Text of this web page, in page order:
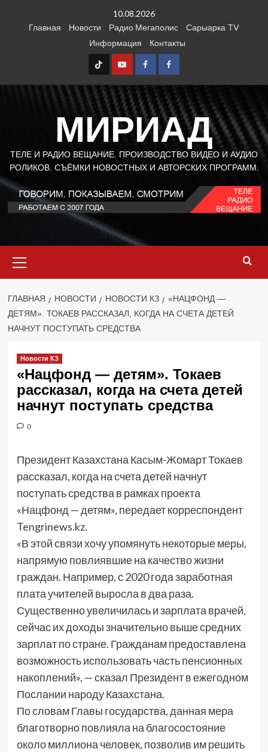
10.08.2026
Главная
Новости Радио Мегаполис
Сарыарка TV
Информация
Контакты
TT Youtube
FB1 FB2
МИРИАД
ТЕЛЕ И РАДИО ВЕЩАНИЕ. ПРОИЗВОДСТВО ВИДЕО И АУДИО
РОЛИКОВ. СЪЁМКИ НОВОСТНЫХ И АВТОРСКИХ ПРОГРАММ.
меню
ГЛАВНАЯ НОВОСТИ НОВОСТИ КЗ
«НАЦФОНД —
ДЕТЯМ». ТОКАЕВ РАССКАЗАЛ, КОГДА НА СЧЕТА ДЕТЕЙ
НАЧНУТ ПОСТУПАТЬ СРЕДСТВА
Новости КЗ
«Нацфонд — детям». Токаев
рассказал, когда на счета детей
начнут поступать средства
0
Президент Казахстана Касым-Жомарт Токаев
рассказал, когда на счета детей начнут
поступать средства в рамках проекта
«Нацфонд — детям», передает корреспондент
Tengrinews.kz.
«В этой связи хочу упомянуть некоторые меры,
напрямую повлиявшие на качество жизни
граждан. Например, с 2020 года заработная
плата учителей выросла в два раза.
Существенно увеличилась и зарплата врачей,
сейчас их доходы значительно выше средних
зарплат по стране. Гражданам предоставлена
возможность использовать часть пенсионных
накоплений», — сказал Президент в ежегодном
Послании народу Казахстана.
По словам Главы государства, данная мера
благотворно повлияла на благосостояние
около миллиона человек, позволив им решить